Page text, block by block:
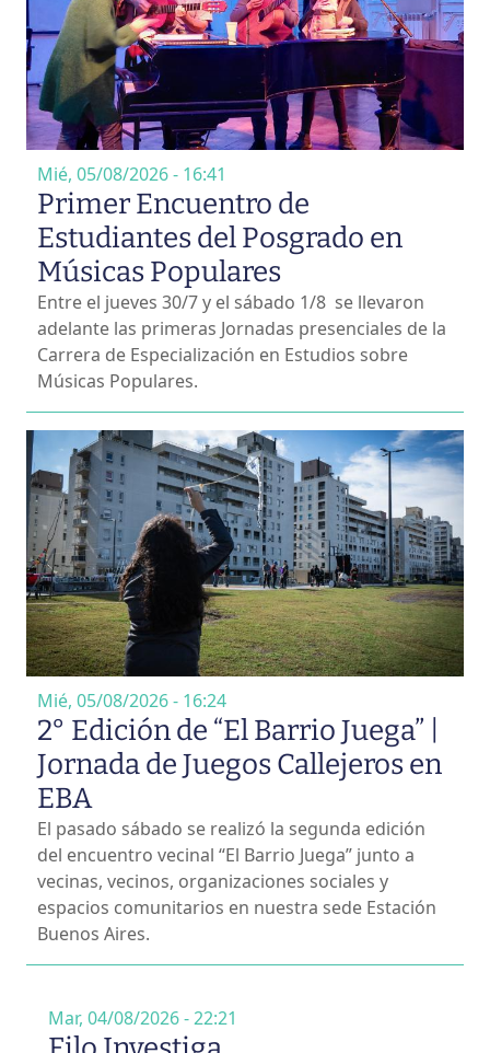
Mié, 05/08/2026 - 16:41
Primer Encuentro de
Estudiantes del Posgrado en
Músicas Populares
Entre el jueves 30/7 y el sábado 1/8 se llevaron
adelante las primeras Jornadas presenciales de la
Carrera de Especialización en Estudios sobre
Músicas Populares.
Mié, 05/08/2026 - 16:24
2° Edición de “El Barrio Juega” |
Jornada de Juegos Callejeros en
EBA
El pasado sábado se realizó la segunda edición
del encuentro vecinal “El Barrio Juega” junto a
vecinas, vecinos, organizaciones sociales y
espacios comunitarios en nuestra sede Estación
Buenos Aires.
Mar, 04/08/2026 - 22:21